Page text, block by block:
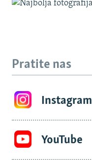
Pratite nas
Instagram
YouTube